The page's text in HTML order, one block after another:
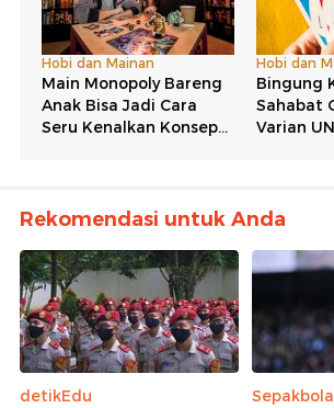
Rekomendasi untuk Anda
detikEdu
Sepakbola